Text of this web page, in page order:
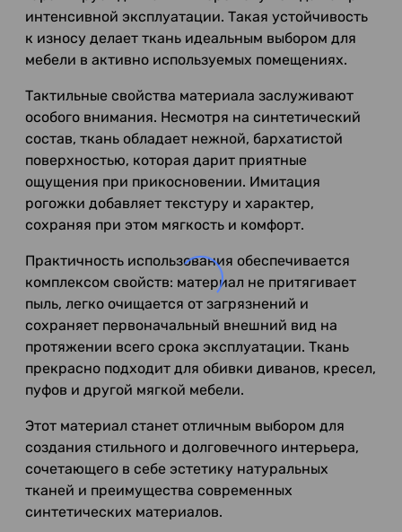
интенсивной эксплуатации. Такая устойчивость
к износу делает ткань идеальным выбором для
мебели в активно используемых помещениях.
Тактильные свойства материала заслуживают
особого внимания. Несмотря на синтетический
состав, ткань обладает нежной, бархатистой
поверхностью, которая дарит приятные
ощущения при прикосновении. Имитация
рогожки добавляет текстуру и характер,
сохраняя при этом мягкость и комфорт.
Практичность использования обеспечивается
комплексом свойств: материал не притягивает
пыль, легко очищается от загрязнений и
сохраняет первоначальный внешний вид на
протяжении всего срока эксплуатации. Ткань
прекрасно подходит для обивки диванов, кресел,
пуфов и другой мягкой мебели.
Этот материал станет отличным выбором для
создания стильного и долговечного интерьера,
сочетающего в себе эстетику натуральных
тканей и преимущества современных
синтетических материалов.